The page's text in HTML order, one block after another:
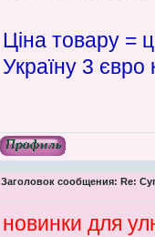
Ціна товару =
Україну 3 євро
Заголовок сообщения: Re:
новинки для